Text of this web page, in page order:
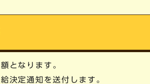
となります。
決定通知を送付します。